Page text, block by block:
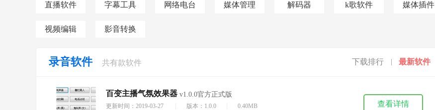
直播软件 字幕工具 网络电台 媒体管理 解码器 k歌软件 媒体插件
视频编辑 影音转换
录音软件 共有款软件 下载排行 最新软件
百变主播气氛效果器 v1.0.0官方正式版
更新时间：2019-03-27 版本：1.0.0 0.40MB 查看详情